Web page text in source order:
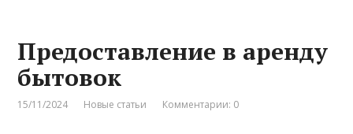
Предоставление в аренду
бытовок
15/11/2024 Новые статьи Комментарии: 0